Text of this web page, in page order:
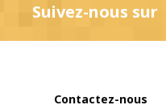
Suivez-nous sur
Contactez-nous